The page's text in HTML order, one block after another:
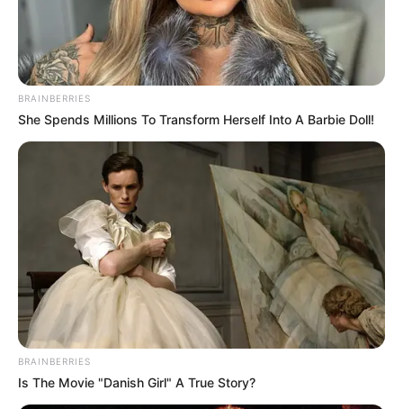
BRAINBERRIES
She Spends Millions To Transform Herself Into A Barbie Doll!
BRAINBERRIES
Is The Movie "Danish Girl" A True Story?